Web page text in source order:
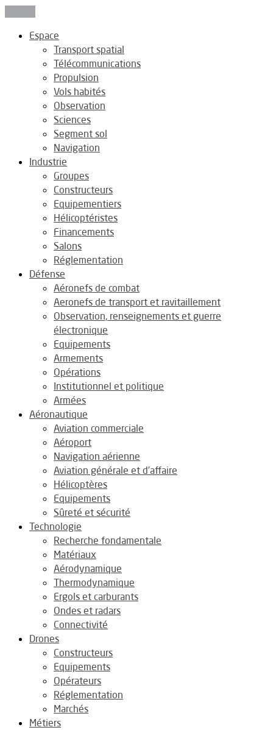
Espace
Transport spatial
Télécommunications
Propulsion
Vols habités
Observation
Sciences
Segment sol
Navigation
Industrie
Groupes
Constructeurs
Equipementiers
Hélicoptéristes
Financements
Salons
Réglementation
Défense
Aéronefs de combat
Aeronefs de transport et ravitaillement
Observation, renseignements et guerre
électronique
Equipements
Armements
Opérations
Institutionnel et politique
Armées
Aéronautique
Aviation commerciale
Aéroport
Navigation aérienne
Aviation générale et d’affaire
Hélicoptères
Equipements
Sûreté et sécurité
Technologie
Recherche fondamentale
Matériaux
Aérodynamique
Thermodynamique
Ergols et carburants
Ondes et radars
Connectivité
Drones
Constructeurs
Equipements
Opérateurs
Réglementation
Marchés
Métiers